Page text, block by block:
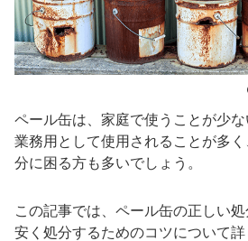
ペール缶は、家庭で使うことが少
業務用として使用されることが多
分に困る方も多いでしょう。
この記事では、ペール缶の正しい
安く処分するためのコツについて詳